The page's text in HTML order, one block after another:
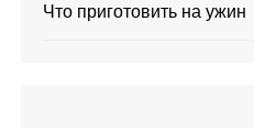
Что приготовить на ужин